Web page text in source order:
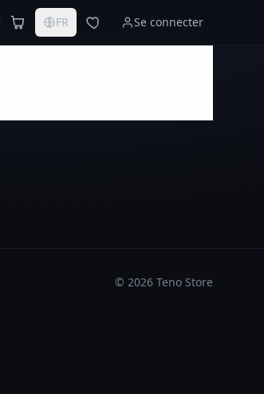
FR Se connecter
© 2026 Teno Store